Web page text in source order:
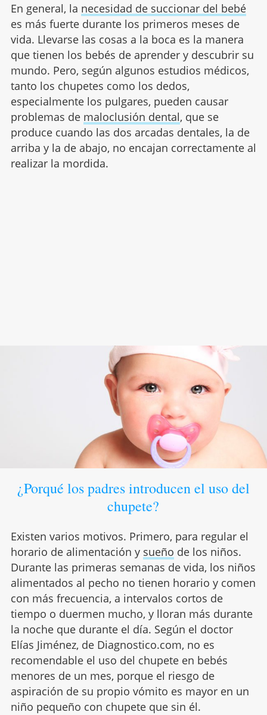
En general, la necesidad de succionar del bebé
es más fuerte durante los primeros meses de
vida. Llevarse las cosas a la boca es la manera
que tienen los bebés de aprender y descubrir su
mundo. Pero, según algunos estudios médicos,
tanto los chupetes como los dedos,
especialmente los pulgares, pueden causar
problemas de maloclusión dental, que se
produce cuando las dos arcadas dentales, la de
arriba y la de abajo, no encajan correctamente al
realizar la mordida.
¿Porqué los padres introducen el uso del
chupete?
Existen varios motivos. Primero, para regular el
horario de alimentación y sueño de los niños.
Durante las primeras semanas de vida, los niños
alimentados al pecho no tienen horario y comen
con más frecuencia, a intervalos cortos de
tiempo o duermen mucho, y lloran más durante
la noche que durante el día. Según el doctor
Elías Jiménez, de Diagnostico.com, no es
recomendable el uso del chupete en bebés
menores de un mes, porque el riesgo de
aspiración de su propio vómito es mayor en un
niño pequeño con chupete que sin él.